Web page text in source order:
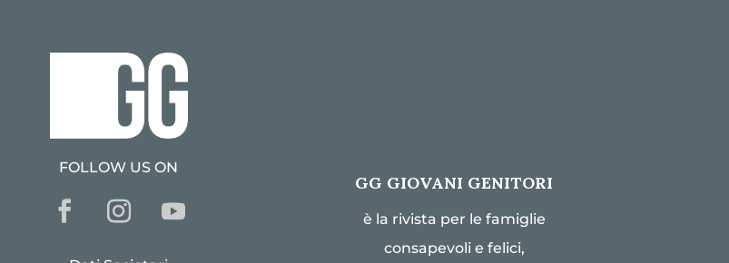
FOLLOW US ON
GG GIOVANI GENITORI
è la rivista per le famiglie
consapevoli e felici,